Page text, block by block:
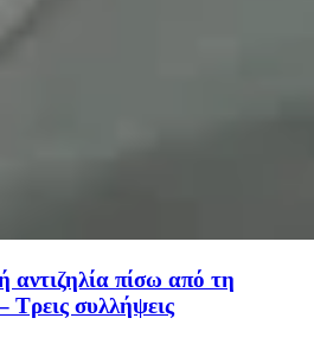
πίσω από τη
Τρεις συλλήψεις